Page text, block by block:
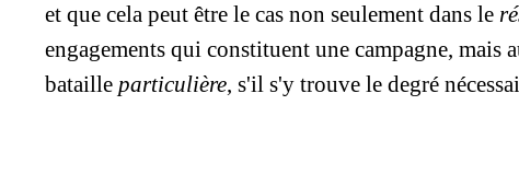
et que cela peut être le cas non seulement dans le
engagements qui constituent une campagne, mais
bataille particulière, s'il s'y trouve le degré